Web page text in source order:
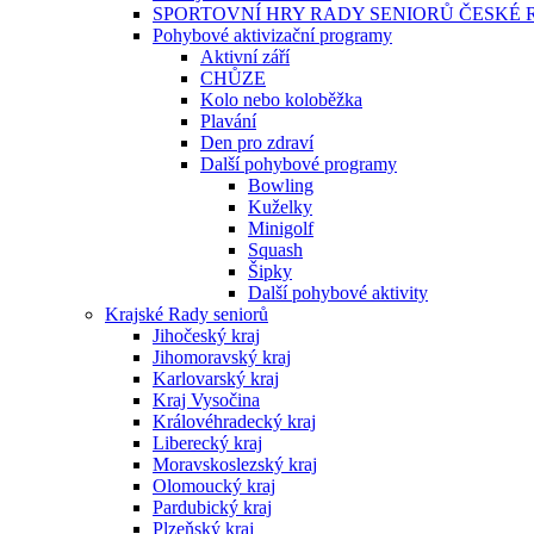
SPORTOVNÍ HRY RADY SENIORŮ ČESKÉ
Pohybové aktivizační programy
Aktivní září
CHŮZE
Kolo nebo koloběžka
Plavání
Den pro zdraví
Další pohybové programy
Bowling
Kuželky
Minigolf
Squash
Šipky
Další pohybové aktivity
Krajské Rady seniorů
Jihočeský kraj
Jihomoravský kraj
Karlovarský kraj
Kraj Vysočina
Královéhradecký kraj
Liberecký kraj
Moravskoslezský kraj
Olomoucký kraj
Pardubický kraj
Plzeňský kraj